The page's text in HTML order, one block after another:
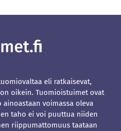
eli ratkaisevat,
oikein. Tuomioistuimet ovat
voimassa oleva
taho ei voi puuttua niiden
riippumattomuus taataan